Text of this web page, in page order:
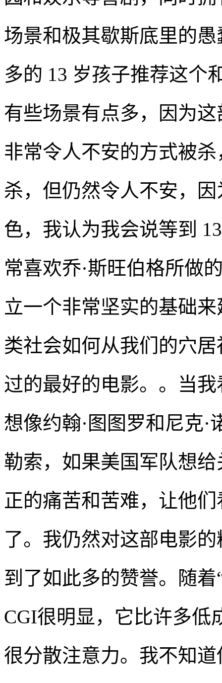
场景和极其歇斯底里的
多的 13 岁孩子推荐这个
有些场景有点多，因为
非常令人不安的方式被
杀，但仍然令人不安，
色，我认为我会说等到
常喜欢乔·斯旺伯格所做
立一个非常坚实的基础
类社会如何从我们的穴
过的最好的电影。。当
想像约翰·图图罗和尼克
勒索，如果美国军队想
正的痛苦和苦难，让他
了。我仍然对这部电影
到了如此多的赞誉。随
CGI很明显，它比许多低
很分散注意力。我不知